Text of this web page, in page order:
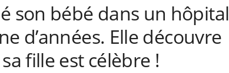
son bébé dans un hôpital
d’années. Elle découvre
fille est célèbre !